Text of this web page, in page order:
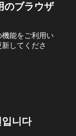
のブラウザ
能をご利用い
してくださ
니다